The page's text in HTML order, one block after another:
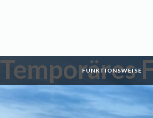
FUNKTIONSWEISE
Temporäres